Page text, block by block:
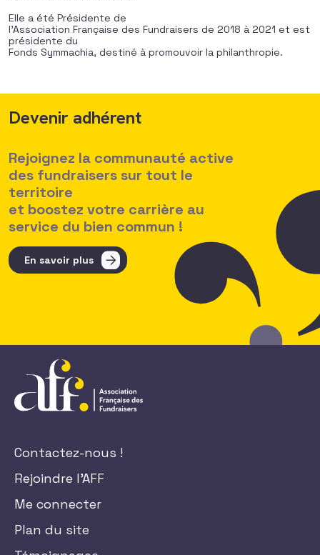
Elle a été Présidente de
l’Association Française des Fundraisers de 2018 à 2021 et est
présidente du
Fonds Symmachia, destiné à promouvoir la philanthropie.
Devenir adhérent
Rejoignez la communauté active
des fundraisers sur tout le
territoire
et boostez votre carrière au
service du bien commun !
En savoir plus
Contactez-nous !
Rejoindre l'AFF
Me connecter
Plan du site